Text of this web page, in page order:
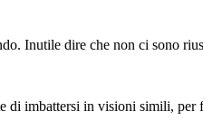
Inutile dire che non ci sono
di imbattersi in visioni simili, per